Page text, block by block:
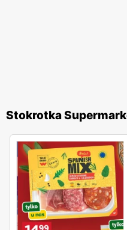
Stokrotka